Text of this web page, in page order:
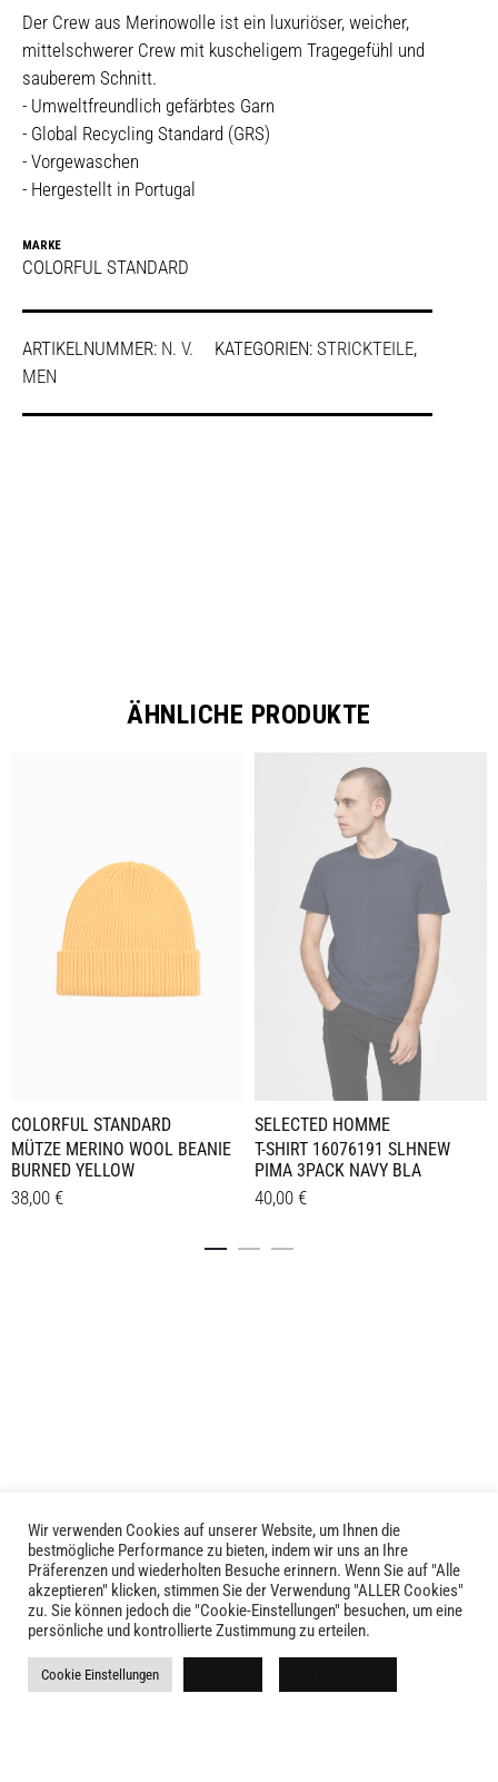
Der Crew aus Merinowolle ist ein luxuriöser, weicher,
mittelschwerer Crew mit kuscheligem Tragegefühl und
sauberem Schnitt.
- Umweltfreundlich gefärbtes Garn
- Global Recycling Standard (GRS)
- Vorgewaschen
- Hergestellt in Portugal
MARKE
COLORFUL STANDARD
ARTIKELNUMMER: N. V. KATEGORIEN: STRICKTEILE,
MEN
ÄHNLICHE PRODUKTE
COLORFUL STANDARD
MÜTZE MERINO WOOL BEANIE
BURNED YELLOW
38,00 €
SELECTED HOMME
T-SHIRT 16076191 SLHNEW
PIMA 3PACK NAVY BLA
40,00 €
Produktseite
gewählt
werden
LIVID © 2024
Kontakt
Versandkosten
Wir verwenden Cookies auf unserer Website, um Ihnen die
bestmögliche Performance zu bieten, indem wir uns an Ihre
Präferenzen und wiederholten Besuche erinnern. Wenn Sie auf "Alle
akzeptieren" klicken, stimmen Sie der Verwendung "ALLER Cookies"
zu. Sie können jedoch die "Cookie-Einstellungen" besuchen, um eine
persönliche und kontrollierte Zustimmung zu erteilen.
Cookie Einstellungen